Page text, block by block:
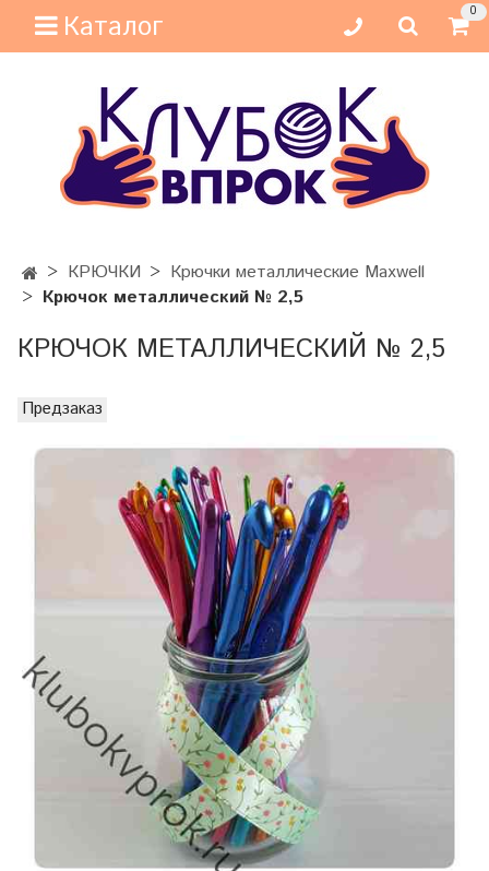
Каталог 0
КРЮЧКИ
Крючки металлические Maxwell
Крючок металлический № 2,5
КРЮЧОК МЕТАЛЛИЧЕСКИЙ № 2,5
Предзаказ